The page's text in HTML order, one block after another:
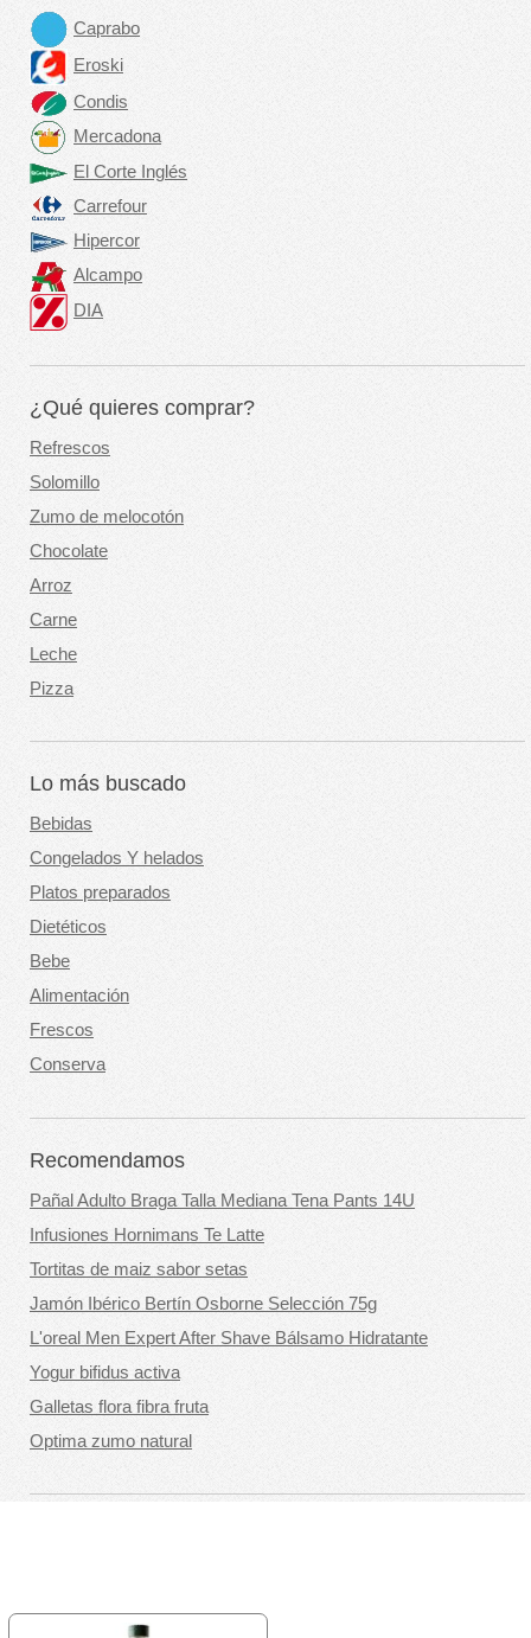
Caprabo
Eroski
Condis
Mercadona
El Corte Inglés
Carrefour
Hipercor
Alcampo
DIA
¿Qué quieres comprar?
Refrescos
Solomillo
Zumo de melocotón
Chocolate
Arroz
Carne
Leche
Pizza
Lo más buscado
Bebidas
Congelados Y helados
Platos preparados
Dietéticos
Bebe
Alimentación
Frescos
Conserva
Recomendamos
Pañal Adulto Braga Talla Mediana Tena Pants 14U
Infusiones Hornimans Te Latte
Tortitas de maiz sabor setas
Jamón Ibérico Bertín Osborne Selección 75g
L'oreal Men Expert After Shave Bálsamo Hidratante
Yogur bifidus activa
Galletas flora fibra fruta
Optima zumo natural